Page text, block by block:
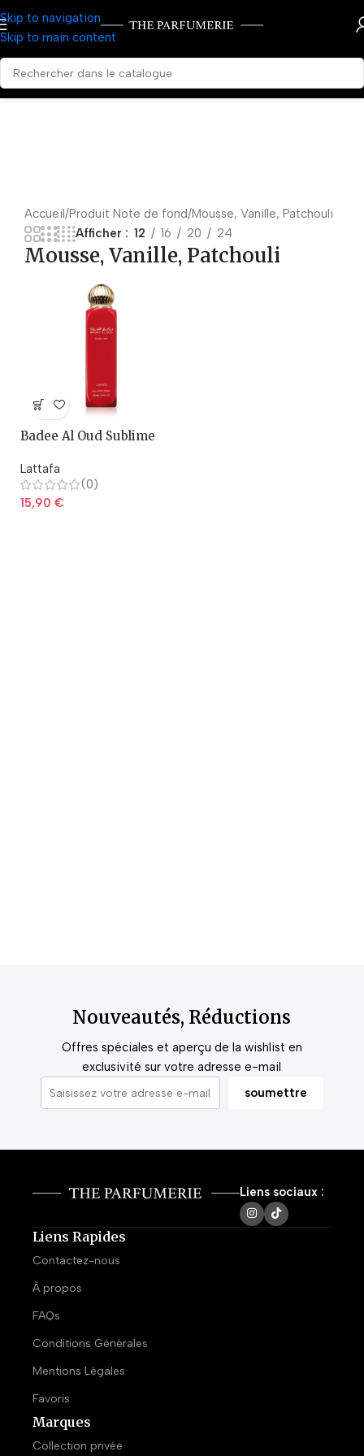
Skip to navigation
Skip to main content
Accueil Produit Note de fond Mousse, Vanille, Patchouli
Afficher
12 16 20 24
Mousse, Vanille, Patchouli
Badee Al Oud Sublime
Lattafa
(0)
15,90 €
Nouveautés, Réductions
Offres spéciales et aperçu de la wishlist en
exclusivité sur votre adresse e-mail
Liens sociaux :
Liens Rapides
Contactez-nous
À propos
FAQs
Conditions Générales
Mentions Légales
Favoris
Marques
Collection privée